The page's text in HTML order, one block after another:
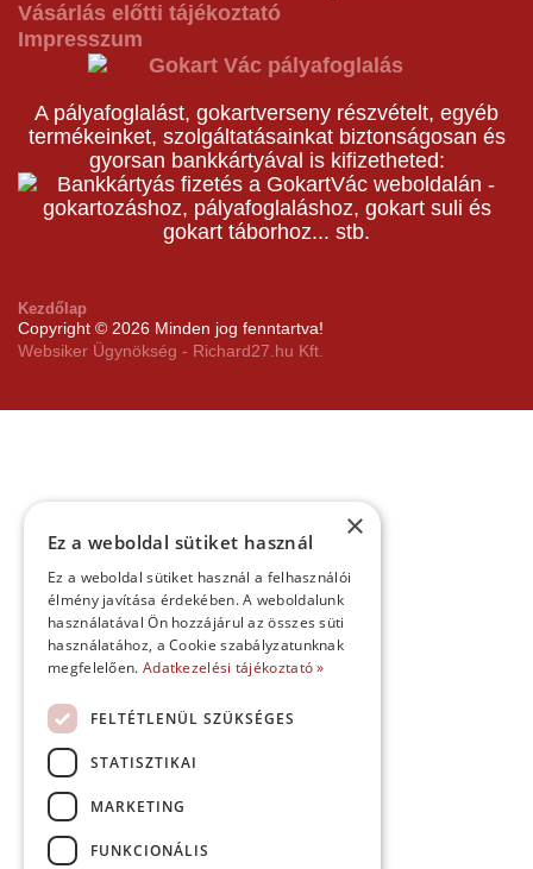
Vásárlás előtti tájékoztató
Impresszum
A pályafoglalást, gokartverseny részvételt, egyéb
termékeinket, szolgáltatásainkat biztonságosan és
gyorsan bankkártyával is kifizetheted:
Kezdőlap
Copyright © 2026 Minden jog fenntartva!
Websiker Ügynökség - Richard27.hu Kft.
×
Ez a weboldal sütiket használ
Ez a weboldal sütiket használ a felhasználói
élmény javítása érdekében. A weboldalunk
használatával Ön hozzájárul az összes süti
használatához, a Cookie szabályzatunknak
megfelelően. Adatkezelési tájékoztató »
FELTÉTLENÜL SZÜKSÉGES
STATISZTIKAI
MARKETING
FUNKCIONÁLIS